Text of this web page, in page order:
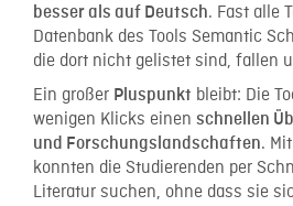
besser als auf Deutsch. Fast alle
Datenbank des Tools Semantic
die dort nicht gelistet sind, fallen
Ein großer Pluspunkt bleibt: Die
wenigen Klicks einen schnellen
und Forschungslandschaften.
konnten die Studierenden per
Literatur suchen, ohne dass sie